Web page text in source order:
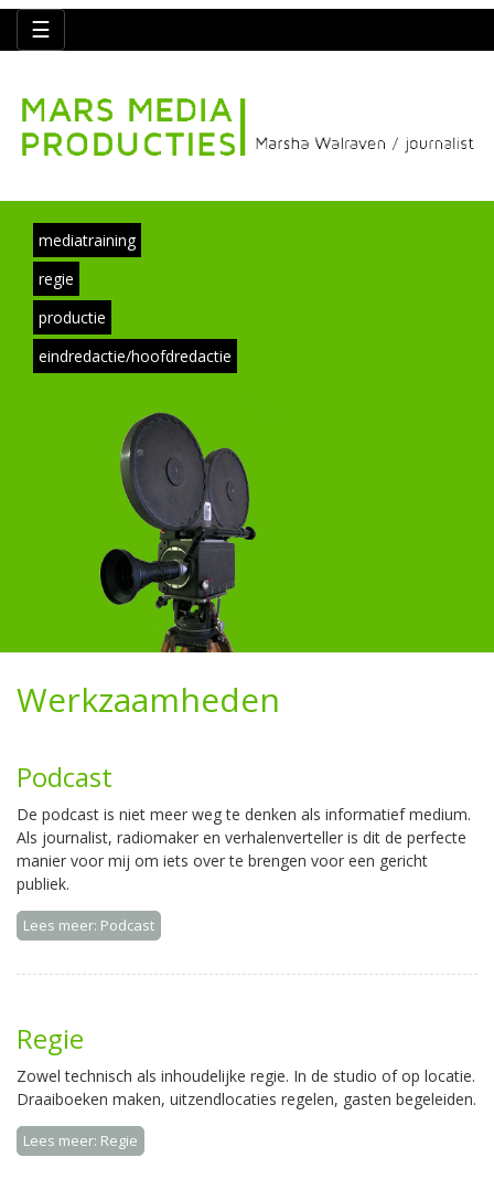
☰
mediatraining
regie
productie
eindredactie/hoofdredactie
Werkzaamheden
Podcast
De podcast is niet meer weg te denken als informatief medium.
Als journalist, radiomaker en verhalenverteller is dit de perfecte
manier voor mij om iets over te brengen voor een gericht
publiek.
Lees meer: Podcast
Regie
Zowel technisch als inhoudelijke regie. In de studio of op locatie.
Draaiboeken maken, uitzendlocaties regelen, gasten begeleiden.
Lees meer: Regie